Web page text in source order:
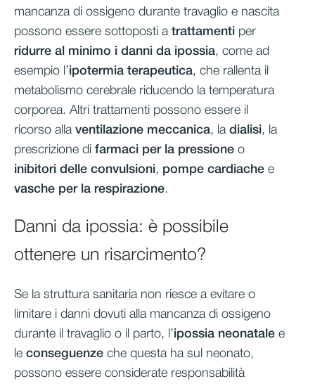
mancanza di ossigeno durante travaglio e nascita
possono essere sottoposti a trattamenti per
ridurre al minimo i danni da ipossia, come ad
esempio l’ipotermia terapeutica, che rallenta il
metabolismo cerebrale riducendo la temperatura
corporea. Altri trattamenti possono essere il
ricorso alla ventilazione meccanica, la dialisi, la
prescrizione di farmaci per la pressione o
inibitori delle convulsioni, pompe cardiache e
vasche per la respirazione.
Danni da ipossia: è possibile
ottenere un risarcimento?
Se la struttura sanitaria non riesce a evitare o
limitare i danni dovuti alla mancanza di ossigeno
durante il travaglio o il parto, l’ipossia neonatale e
le conseguenze che questa ha sul neonato,
possono essere considerate responsabilità